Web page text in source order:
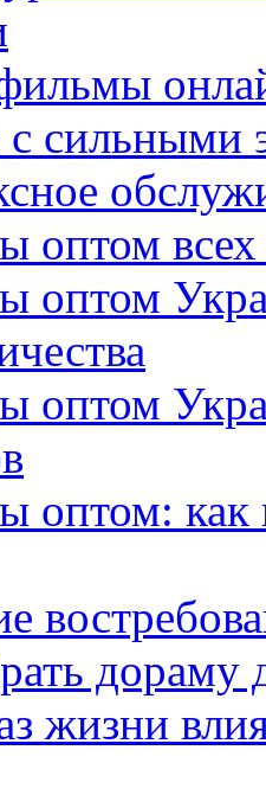
сильными
оптом
оптом
оптом
оптом:
дораму
жизни